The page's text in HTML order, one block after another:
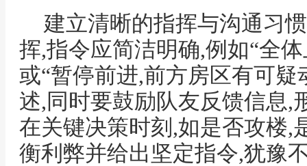
建立清晰的指挥与沟通习
挥,指令应简洁明确,例如“全
或“暂停前进,前方房区有可
述,同时要鼓励队友反馈信息,
在关键决策时刻,如是否攻楼,
衡利弊并给出坚定指令,犹豫